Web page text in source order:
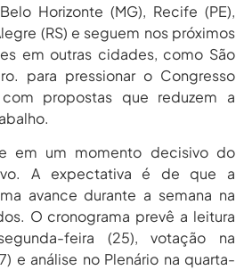
Eleitoral Para Escolha De
Do XXII...
agosto
5, 2026
Nacional Em Ciência E
Depende De...
Veem Avanço, Mas Temem
Mulheres E Ciência Do
agosto 5,
2026
Horizonte (MG), Recife (PE),
(RS) e seguem nos próximos
em outras cidades, como São
para pressionar o Congresso
propostas que reduzem a
em um momento decisivo do
A expectativa é de que a
avance durante a semana na
O cronograma prevê a leitura
feira (25), votação na
e análise no Plenário na quarta-